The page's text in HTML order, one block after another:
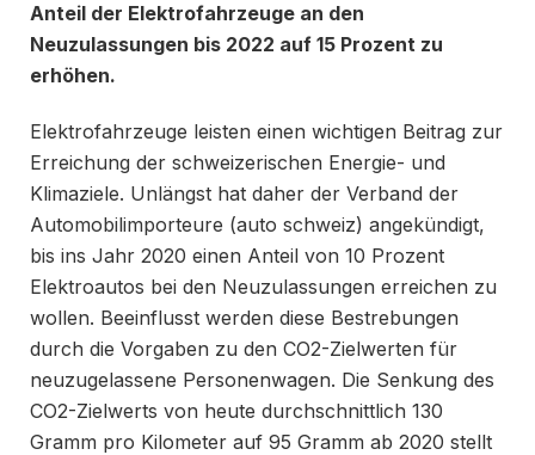
Anteil der Elektrofahrzeuge an den
Neuzulassungen bis 2022 auf 15 Prozent zu
erhöhen.
Elektrofahrzeuge leisten einen wichtigen Beitrag zur
Erreichung der schweizerischen Energie- und
Klimaziele. Unlängst hat daher der Verband der
Automobilimporteure (auto schweiz) angekündigt,
bis ins Jahr 2020 einen Anteil von 10 Prozent
Elektroautos bei den Neuzulassungen erreichen zu
wollen. Beeinflusst werden diese Bestrebungen
durch die Vorgaben zu den CO2-Zielwerten für
neuzugelassene Personenwagen. Die Senkung des
CO2-Zielwerts von heute durchschnittlich 130
Gramm pro Kilometer auf 95 Gramm ab 2020 stellt